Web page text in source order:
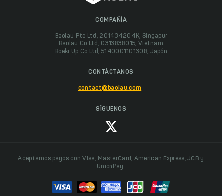
COMPAÑÍA
Baolau Pte Ltd, 201434204K, Singapur
Baolau Co Ltd, 0313838015, Vietnam
Boeki Up Co Ltd, 5140001101308, Japón
CONTÁCTANOS
contact@baolau.com
SÍGUENOS
Aceptamos pagos con Visa, MasterCard, American Express, JCB y
UnionPay.